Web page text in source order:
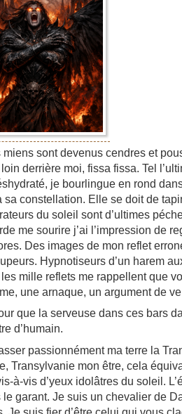
miens sont devenus cendres et
derrière moi, fissa fissa. Tel
je bourlingue en rond
sa constellation. Elle se doit de
du soleil sont d’ultimes
me sourire j’ai l’impression de
Des images de mon reflet
Hypnotiseurs d’un harem
mille reflets me rappellent que
une arnaque, un argument de
que la serveuse dans ces bars
d’humain.
passionnément ma terre la
Transylvanie mon être, cela
à-vis d’yeux idolâtres du soleil.
le garant. Je suis un chevalier de